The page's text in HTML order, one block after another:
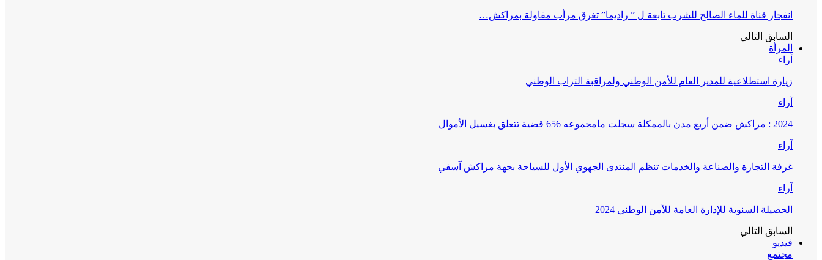
انفجار قناة للماء الصالح للشرب تابعة ل ” راديما” تغرق مرأب مقاولة بمراكش…
السابق التالي
المرأة
آراء
زيارة استطلاعية للمدير العام للأمن الوطني ولمراقبة التراب الوطني
آراء
2024 : مراكش ضمن أربع مدن بالممكلة سجلت مامجموعه 656 قضية تتعلق بغسيل الأموال
آراء
غرفة التجارة والصناعة والخدمات تنظم المنتدى الجهوي الأول للسياحة بجهة مراكش آسفي
آراء
الحصيلة السنوية للإدارة العامة للأمن الوطني 2024
السابق التالي
فيديو
مجتمع